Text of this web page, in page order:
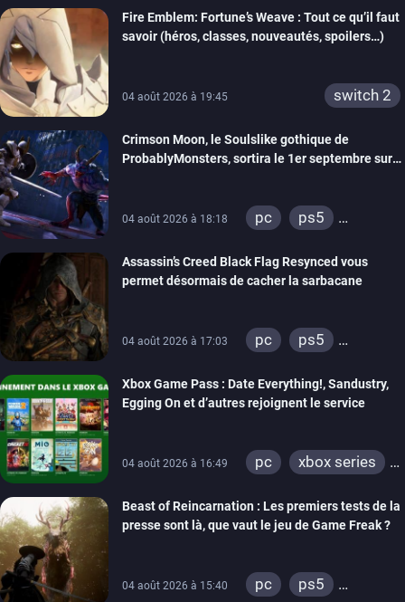
Fire Emblem: Fortune’s Weave : Tout ce qu’il faut
savoir (héros, classes, nouveautés, spoilers…)
04 août 2026 à 19:45 switch 2
Crimson Moon, le Soulslike gothique de
ProbablyMonsters, sortira le 1er septembre sur
04 août 2026 à 18:18 pc
ps5
Assassin’s Creed Black Flag Resynced vous
permet désormais de cacher la sarbacane
04 août 2026 à 17:03 pc
ps5
Xbox Game Pass : Date Everything!, Sandustry,
Egging On et d’autres rejoignent le service
04 août 2026 à 16:49 pc
xbox series
Beast of Reincarnation : Les premiers tests de la
presse sont là, que vaut le jeu de Game Freak ?
04 août 2026 à 15:40 pc
ps5